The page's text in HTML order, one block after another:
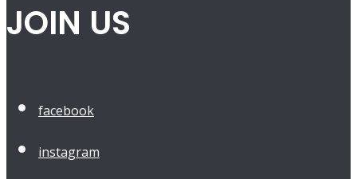
JOIN US
facebook
instagram